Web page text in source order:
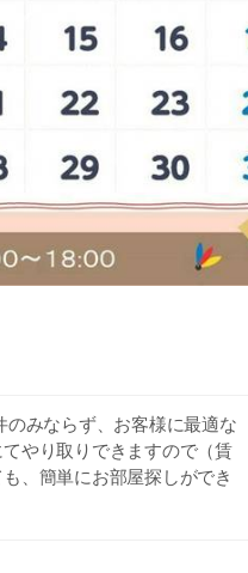
みならず、お客様に最適な
やり取りできますので（賃
、簡単にお部屋探しができ